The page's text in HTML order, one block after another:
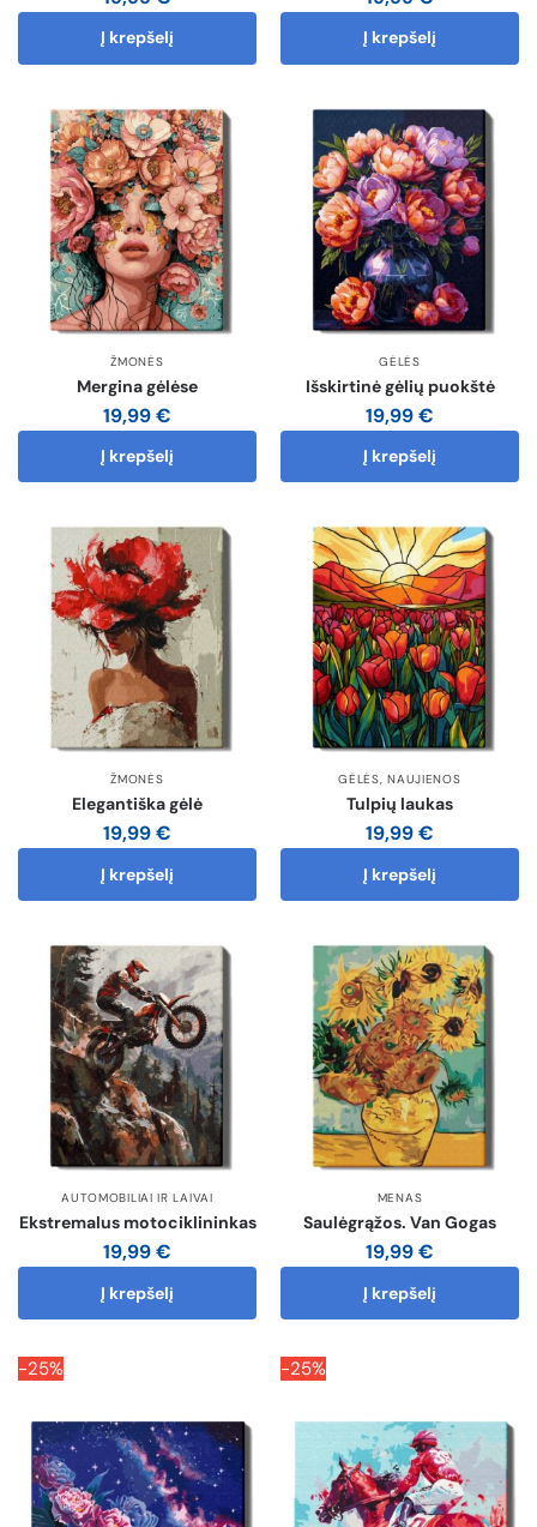
Į krepšelį Į krepšelį
ŽMONĖS
Mergina gėlėse
19,99€
Į krepšelį
GĖLĖS
Išskirtinė gėlių puokštė
19,99€
Į krepšelį
ŽMONĖS
Elegantiška gėlė
19,99€
Į krepšelį
GĖLĖS,NAUJIENOS
Tulpių laukas
19,99€
Į krepšelį
AUTOMOBILIAI IR LAIVAI
Ekstremalus motociklininkas
19,99€
Į krepšelį
MENAS
Saulėgrąžos. Van Gogas
19,99€
Į krepšelį
-25% -25%